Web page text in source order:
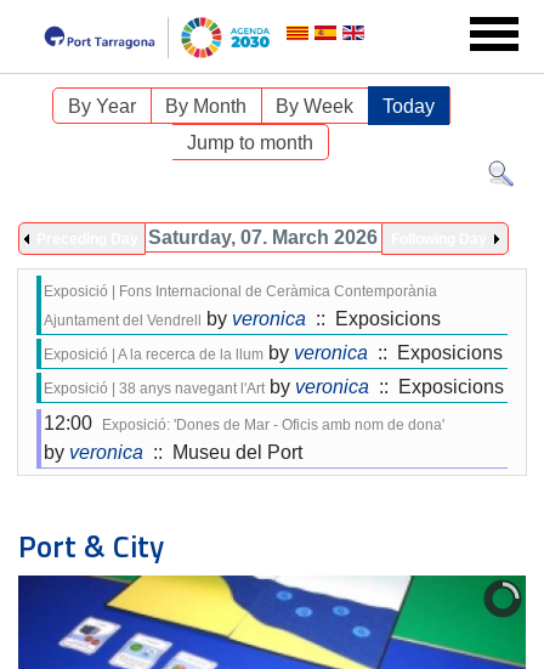
By Year By Month By Week
Today
Jump to month
Saturday, 07. March 2026
Exposició | Fons Internacional de Ceràmica Contemporània
Ajuntament del Vendrell
by veronica :: Exposicions
Exposició | A la recerca de la llum by veronica :: Exposicions
Exposició | 38 anys navegant l'Art by veronica :: Exposicions
12:00
Exposició: 'Dones de Mar - Oficis amb nom de dona'
by veronica :: Museu del Port
Port & City